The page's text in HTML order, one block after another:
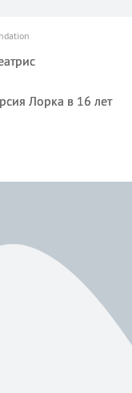
Лорка в 16 лет